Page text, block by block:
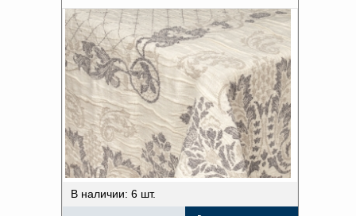
В наличии: 6 шт.